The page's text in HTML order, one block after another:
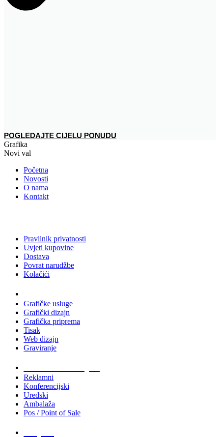
POGLEDAJTE CIJELU PONUDU
Grafika
Novi val
Početna
Novosti
O nama
Kontakt
Pravilnik privatnosti
Uvjeti kupovine
Dostava
Povrat narudžbe
Kolačići
Grafičke usluge
Grafički dizajn
Grafička priprema
Tisak
Web dizajn
Graviranje
Reklamni
Konferencijski
Uredski
Ambalaža
Pos / Point of Sale